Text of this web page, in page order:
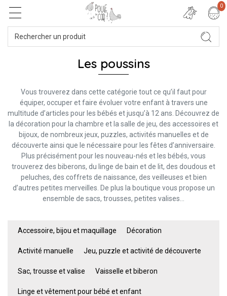
0
Les poussins
Vous trouverez dans cette catégorie tout ce qu’il faut pour
équiper, occuper et faire évoluer votre enfant à travers une
multitude d’articles pour les bébés et jusqu’à 12 ans. Découvrez de
la décoration pour la chambre et la salle de jeu, des accessoires et
bijoux, de nombreux jeux, puzzles, activités manuelles et de
découverte ainsi que le nécessaire pour les fêtes d’anniversaire.
Plus précisément pour les nouveau-nés et les bébés, vous
trouverez des biberons, du linge de bain et de lit, des doudous et
peluches, des coffrets de naissance, des veilleuses et bien
d’autres petites merveilles. De plus la boutique vous propose un
ensemble de sacs, trousses, petites valises…
Accessoire, bijou et maquillage Décoration
Activité manuelle Jeu, puzzle et activité de découverte
Sac, trousse et valise Vaisselle et biberon
Linge et vêtement pour bébé et enfant